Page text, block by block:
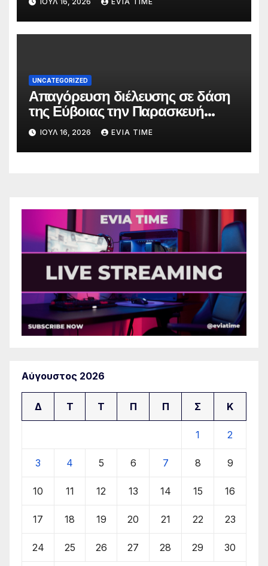
UNCATEGORIZED
Απαγόρευση διέλευσης σε δάση
της Εύβοιας την Παρασκευή
λόγω πολύ υψηλού κινδύνου
πυρκαγιάς
ΙΟΎΛ 16, 2026 EVIA TIME
Αύγουστος 2026
Δ Τ Τ Π Π Σ Κ
1 2
3 4 5 6 7 8 9
10 11 12 13 14 15 16
17 18 19 20 21 22 23
24 25 26 27 28 29 30